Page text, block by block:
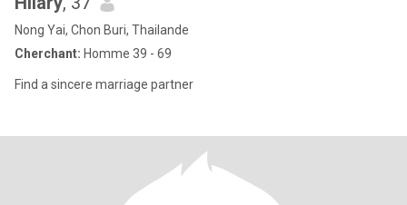
Nong Yai, Chon Buri, Thailande
Cherchant: Homme 39 - 69
Find a sincere marriage partner